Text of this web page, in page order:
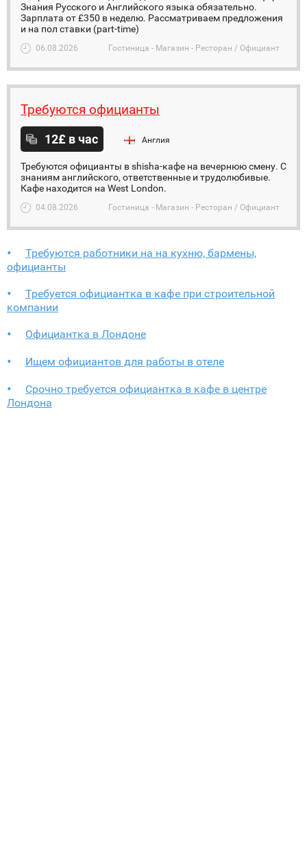
Знания Русского и Английского языка обязательно.
Зарплата от £350 в неделю. Рассматриваем предложения
и на пол ставки (part-time)
06.08.2026 Гостиница - Магазин - Ресторан / Официант
Требуются официанты
12£ в час Англия
Требуются официанты в shisha-кафе на вечернюю смену. С
знаниям английского, ответственные и трудолюбивые.
Кафе находится на West London.
04.08.2026 Гостиница - Магазин - Ресторан / Официант
Требуются работники на на кухню, бармены,
официанты
Требуется официантка в кафе при строительной
компании
Официантка в Лондоне
Ищем официантов для работы в отеле
Срочно требуется официантка в кафе в центре
Лондона